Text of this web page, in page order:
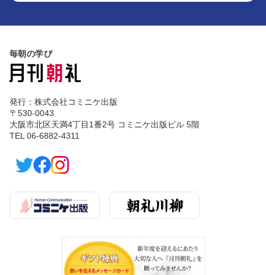
毎朝の学び
発行：株式会社コミニケ出版
〒530-0043
大阪市北区天満4丁目1番2号 コミニケ出版ビル 5階
TEL 06-6882-4311